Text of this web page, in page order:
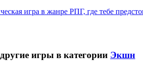
игра в жанре РПГ, где тебе
игры в категории Экшн